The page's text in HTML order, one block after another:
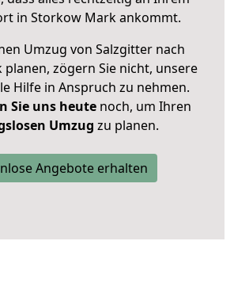
in Storkow Mark ankommt.
Umzug von Salzgitter nach
zögern Sie nicht, unsere
Hilfe in Anspruch zu nehmen.
Sie uns heutenoch, um Ihren
Umzug zu planen.
Angebote erhalten